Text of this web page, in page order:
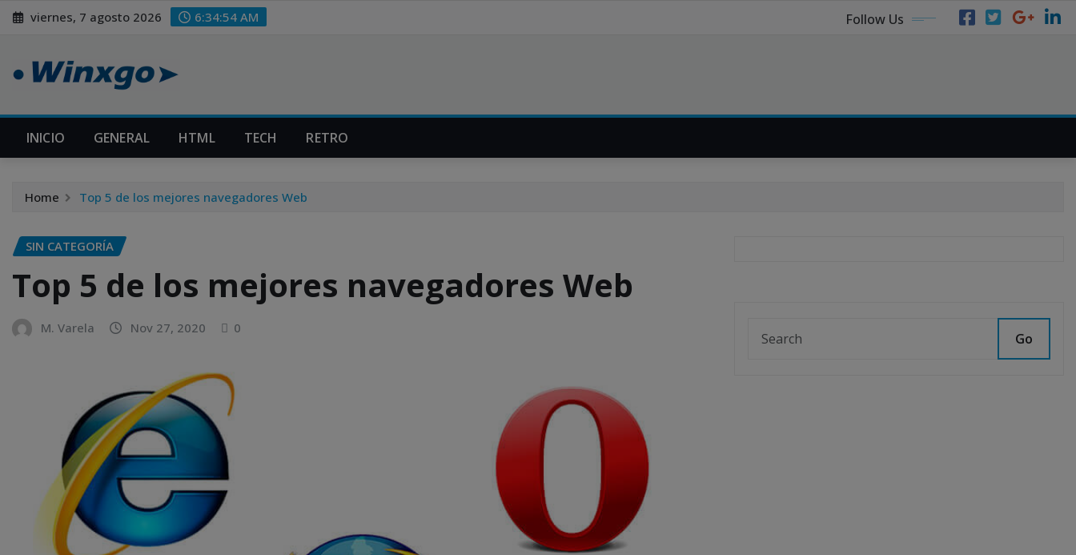
Skip viernes, 7 agosto 2026 6:34:55 AM Follow Us
INICIO GENERAL HTML TECH RETRO
Home Top 5 de los mejores navegadores Web
SIN CATEGORÍA
Top 5 de los mejores navegadores Web
M. Varela Nov 27, 2020 0
Go
modal-check